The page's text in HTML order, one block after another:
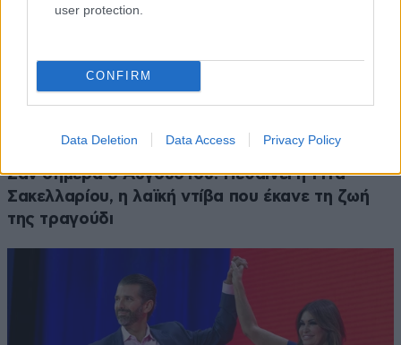
user protection.
CONFIRM
Data Deletion Data Access Privacy Policy
Σαν σήμερα 6 Αυγούστου: Πεθαίνει η Ρίτα
Σακελλαρίου, η λαϊκή ντίβα που έκανε τη ζωή
της τραγούδι